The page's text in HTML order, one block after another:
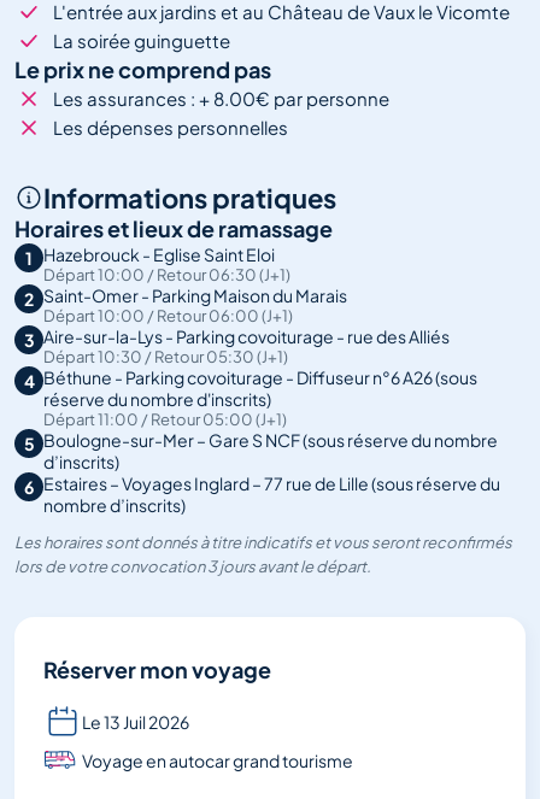
L'entrée aux jardins et au Château de Vaux le Vicomte
La soirée guinguette
Le prix ne comprend pas
Les assurances : + 8.00€ par personne
Les dépenses personnelles
Informations pratiques
Horaires et lieux de ramassage
1 Hazebrouck - Eglise Saint Eloi
Départ 10:00 / Retour 06:30 (J+1)
2 Saint-Omer - Parking Maison du Marais
Départ 10:00 / Retour 06:00 (J+1)
3 Aire-sur-la-Lys - Parking covoiturage - rue des Alliés
Départ 10:30 / Retour 05:30 (J+1)
4 Béthune - Parking covoiturage - Diffuseur n°6 A26 (sous
réserve du nombre d'inscrits)
Départ 11:00 / Retour 05:00 (J+1)
5 Boulogne-sur-Mer – Gare S NCF (sous réserve du nombre
d’inscrits)
6 Estaires – Voyages Inglard – 77 rue de Lille (sous réserve du
nombre d’inscrits)
Les horaires sont donnés à titre indicatifs et vous seront reconfirmés
lors de votre convocation 3 jours avant le départ.
Réserver mon voyage
Le 13 Juil 2026
Voyage en autocar grand tourisme